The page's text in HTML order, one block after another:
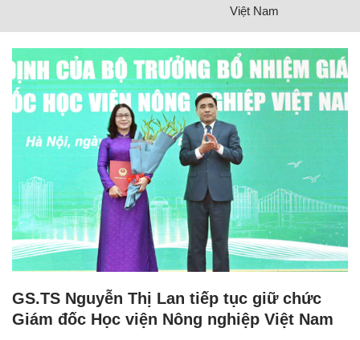
Việt Nam
GS.TS Nguyễn Thị Lan tiếp tục giữ chức
Giám đốc Học viện Nông nghiệp Việt Nam